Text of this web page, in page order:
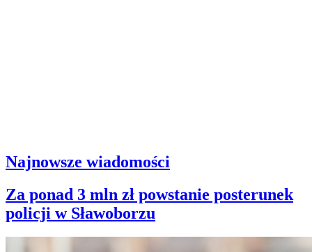
Najnowsze wiadomości
Za ponad 3 mln zł powstanie posterunek
policji w Sławoborzu